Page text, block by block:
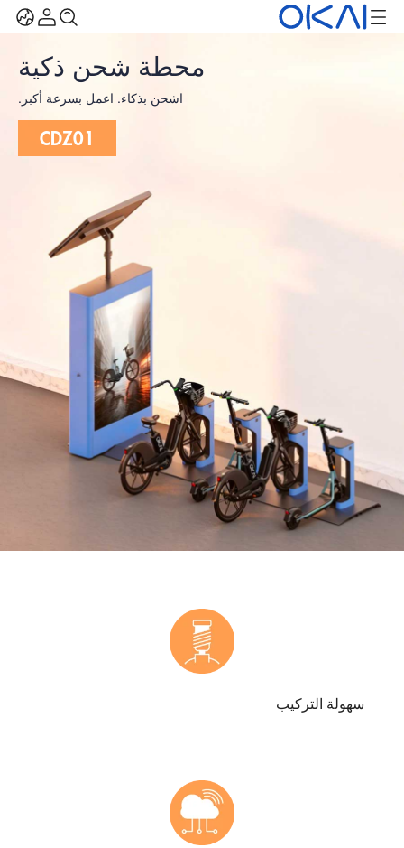
محطة شحن ذكية
اشحن بذكاء. اعمل بسرعة أكبر.
CDZ01
سهولة التركيب